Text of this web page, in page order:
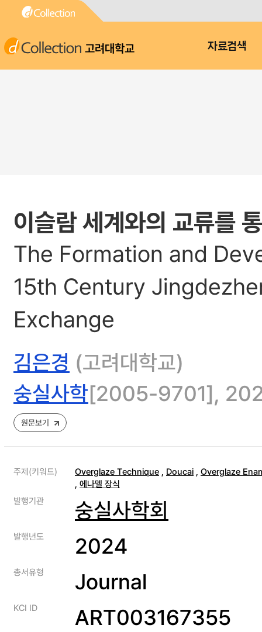
고려대학교 자료검색
이슬람 세계와의 교류를
The Formation and
15th Century
Exchange
김은경 (고려대학교)
숭실사학[2005-9701],
원문보기
주제(키워드) Overglaze Technique , Doucai , Overglaze
, 에나멜 장식
발행기관
숭실사학회
발행년도 2024
총서유형 Journal
KCI ID ART003167355